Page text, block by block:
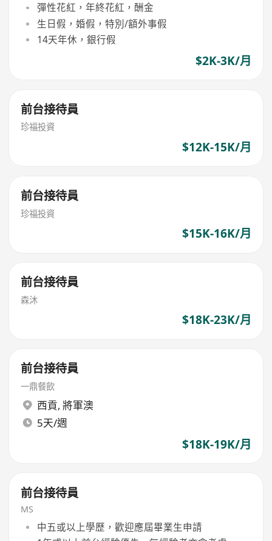
彈性花紅，年終花紅，酬金
生日假，婚假，特別/額外事假
14天年休，銀行假
$2K-3K/月
前台接待員
珍福投資
$12K-15K/月
前台接待員
珍福投資
$15K-16K/月
前台接待員
森沐
$18K-23K/月
前台接待員
一鼎餐飲
西貢, 將軍澳
5天/週
$18K-19K/月
前台接待員
MS
中五或以上學歷，歡迎應屆畢業生申請